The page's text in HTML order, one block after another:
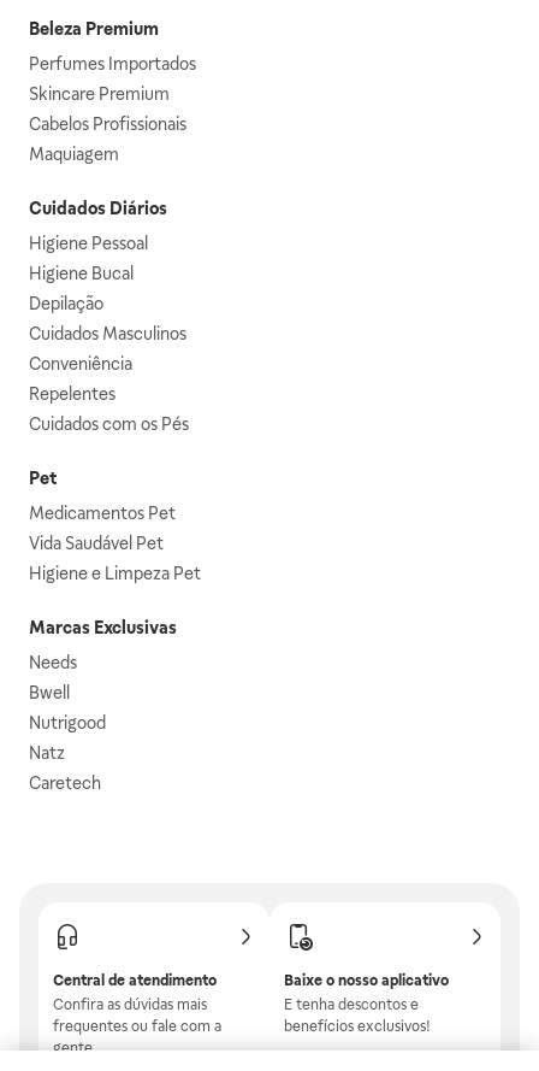
Beleza Premium
Perfumes Importados
Skincare Premium
Cabelos Profissionais
Maquiagem
Cuidados Diários
Higiene Pessoal
Higiene Bucal
Depilação
Cuidados Masculinos
Conveniência
Repelentes
Cuidados com os Pés
Pet
Medicamentos Pet
Vida Saudável Pet
Higiene e Limpeza Pet
Marcas Exclusivas
Needs
Bwell
Nutrigood
Natz
Caretech
Central de atendimento
Confira as dúvidas mais
frequentes ou fale com a
gente.
Baixe o nosso aplicativo
E tenha descontos e
benefícios exclusivos!